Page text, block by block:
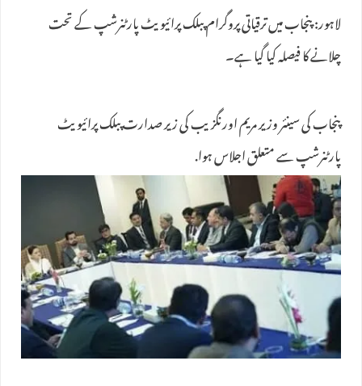
لاہور: پنجاب میں ترقیاتی پروگرام پبلک پرائیویٹ پارٹنرشپ کے تحت
چلانے کا فیصلہ کیا گیا ہے۔
پنجاب کی سینئر وزیر مریم اورنگزیب کی زیر صدارت پبلک پرائیویٹ
پارٹنرشپ سے متعلق اجلاس ہوا.